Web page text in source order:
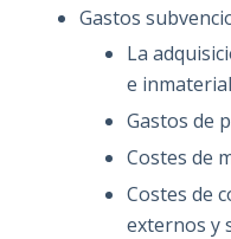
Gastos
La
e
Gastos de
Costes de
Costes de
externos y